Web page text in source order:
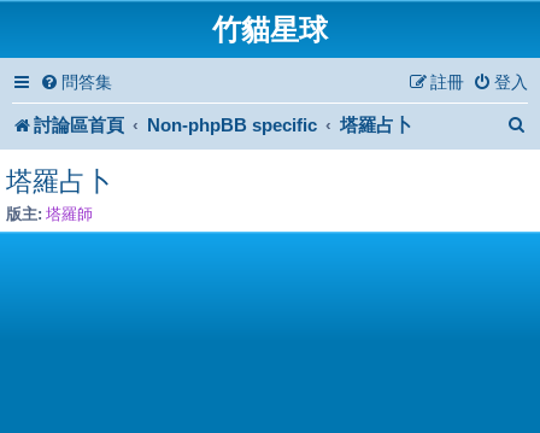
竹貓星球
問答集 登入
註冊
討論區首頁 Non-phpBB specific 塔羅占卜
塔羅占卜
版主: 塔羅師